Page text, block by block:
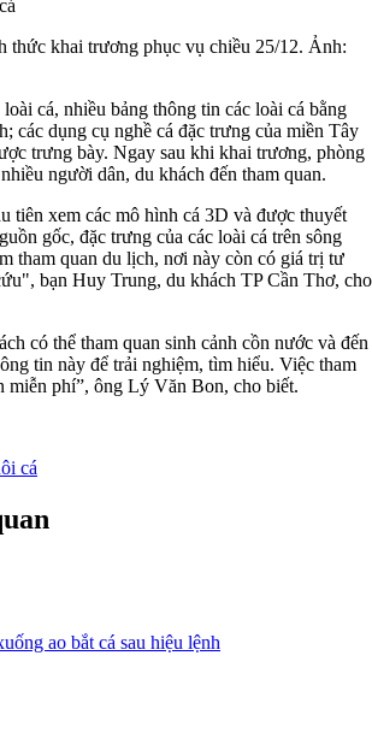
thức khai trương phục vụ chiều 25/12. Ảnh:
cá, nhiều bảng thông tin các loài cá bằng
các dụng cụ nghề cá đặc trưng của miền Tây
trưng bày. Ngay sau khi khai trương, phòng
người dân, du khách đến tham quan.
tiên xem các mô hình cá 3D và được thuyết
gốc, đặc trưng của các loài cá trên sông
tham quan du lịch, nơi này còn có giá trị tư
bạn Huy Trung, du khách TP Cần Thơ, cho
có thể tham quan sinh cảnh cồn nước và đến
tin này để trải nghiệm, tìm hiểu. Việc tham
miễn phí”, ông Lý Văn Bon, cho biết.
cá
ao bắt cá sau hiệu lệnh